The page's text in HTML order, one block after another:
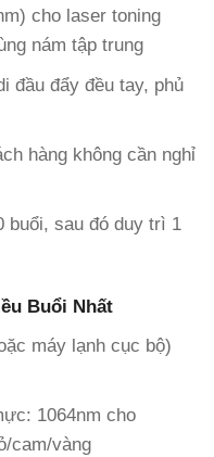
cho laser toning
nám tập trung
đầu đẩy đều tay, phủ
hàng không cần nghỉ
buổi, sau đó duy trì 1
Buổi Nhất
máy lạnh cục bộ)
1064nm cho
cam/vàng